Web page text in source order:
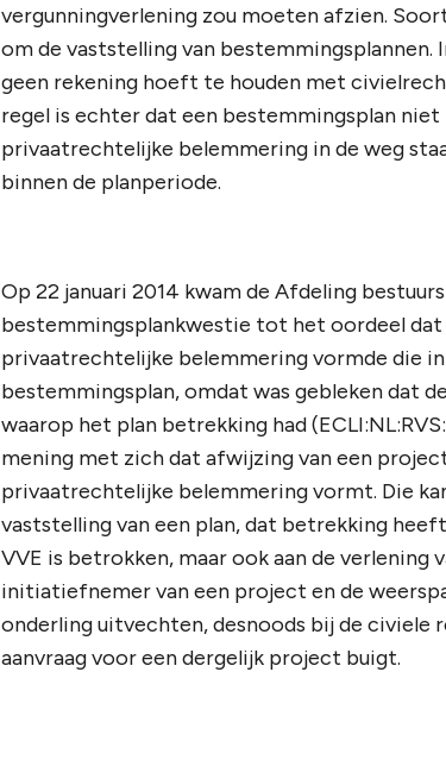
vergunningverlening zou moeten afzien.
om de vaststelling van
geen rekening hoeft te houden met
regel is echter dat een bestemmingsplan
privaatrechtelijke belemmering in de weg
binnen de planperiode.
Op 22 januari 2014 kwam de Afdeling
bestemmingsplankwestie tot het oordeel
privaatrechtelijke belemmering vormde die
bestemmingsplan, omdat was gebleken dat
waarop het plan betrekking had
mening met zich dat afwijzing van een
privaatrechtelijke belemmering vormt. Die
vaststelling van een plan, dat betrekking
VVE is betrokken, maar ook aan de verlening
initiatiefnemer van een project en de
onderling uitvechten, desnoods bij de civiele
aanvraag voor een dergelijk project buigt.